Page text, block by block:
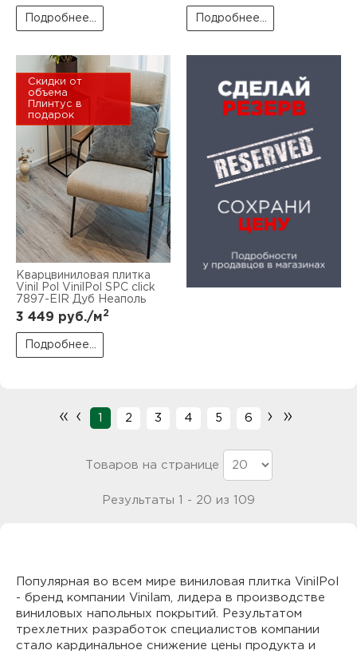
Подробнее... Подробнее...
Скидки от
объема
Плинтус в
подарок
Кварцвиниловая плитка
Vinil Pol VinilPol SPC click
7897-EIR Дуб Неаполь
3 449 руб./м2
Подробнее...
« ‹ 1 2 3 4 5 6 › »
Товаров на странице
Результаты 1 - 20 из 109
Популярная во всем мире виниловая плитка VinilPol
- бренд компании Vinilam, лидера в производстве
виниловых напольных покрытий. Результатом
трехлетних разработок специалистов компании
стало кардинальное снижение цены продукта и